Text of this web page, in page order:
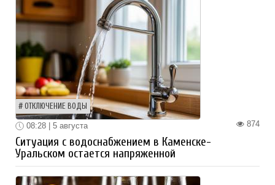
ОТКЛЮЧЕНИЕ ВОДЫ
874
08:28 | 5 августа
Ситуация с водоснабжением в Каменске-
Уральском остается напряженной